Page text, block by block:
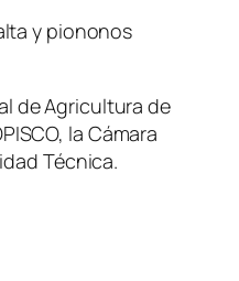
y piononos
de Agricultura de
la Cámara
Técnica.